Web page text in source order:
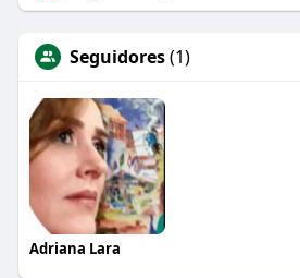
Seguidores(1)
Adriana Lara